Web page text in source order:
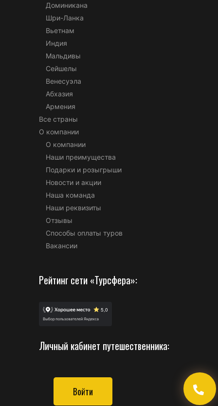
Доминикана
Шри-Ланка
Вьетнам
Индия
Мальдивы
Сейшелы
Венесуэла
Абхазия
Армения
Все страны
О компании
О компании
Наши преимущества
Подарки и розыгрыши
Новости и акции
Наша команда
Наши реквизиты
Отзывы
Способы оплаты туров
Вакансии
Рейтинг сети «Турсфера»:
Личный кабинет путешественника:
Войти